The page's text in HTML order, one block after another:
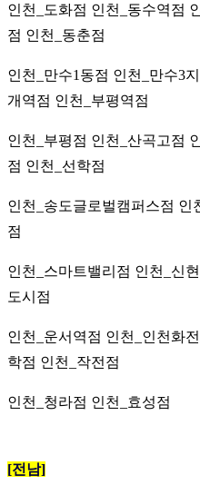
인천_도화점 인천_동수역점
점 인천_동춘점
인천_만수1동점 인천_만수3
개역점 인천_부평역점
인천_부평점 인천_산곡고점
점 인천_선학점
인천_송도글로벌캠퍼스점 인
점
인천_스마트밸리점 인천_신
도시점
인천_운서역점 인천_인천화
학점 인천_작전점
인천_청라점 인천_효성점
[전남]